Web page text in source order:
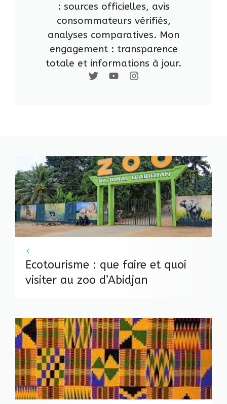
: sources officielles, avis
consommateurs vérifiés,
analyses comparatives. Mon
engagement : transparence
totale et informations à jour.
Ecotourisme : que faire et quoi
visiter au zoo d’Abidjan